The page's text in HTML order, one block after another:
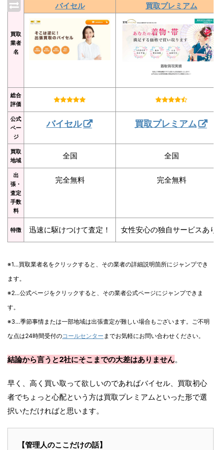
買取
業者
名
バイセル 買取プレミアム
総合
評価
公式
ペー
ジ
バイセル 買取プレミアム
買取
地域
全国 全国
出
張・
査定
手数
料
完全無料 完全無料
特徴 迅速に駆けつけて査定！ 女性安心の独自サービスあり
※1…買取業者名をクリックすると、その業者の詳細説明箇所にジャンプでき
ます。
※2…公式ページをクリックすると、その業者公式ページにジャンプできま
す。
※3…季節事情または一部地域は出張査定が難しい場合もございます。ご不明
な点は24時間受付のコールセンター までお気軽にお問い合わせください。
結論から言うと2社にそこまでの大差はありません。
早く、高く買い取って欲しいのであればバイセル、買取初心
者でちょっと心配という方は買取プレミアムといった形で選
択いただければと思います。
【管理人のここだけの話】